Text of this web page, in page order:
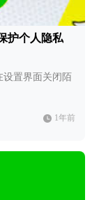
护个人隐私
置界面关闭陌
1年前